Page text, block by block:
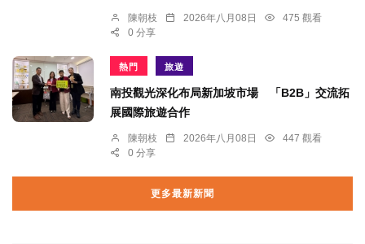
陳朝枝 2026年八月08日
475 觀看
0 分享
熱門 旅遊
南投觀光深化布局新加坡市場 「B2B」交流拓
展國際旅遊合作
陳朝枝 2026年八月08日
447 觀看
0 分享
更多最新新聞